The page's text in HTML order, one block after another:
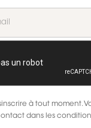
à tout moment.
dans les